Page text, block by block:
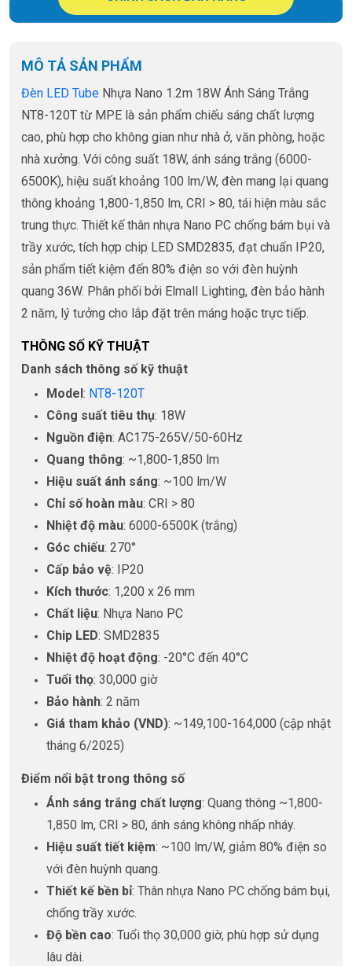
MÔ TẢ SẢN PHẨM
Đèn LED Tube Nhựa Nano 1.2m 18W Ánh Sáng Trắng
NT8-120T từ MPE là sản phẩm chiếu sáng chất lượng
cao, phù hợp cho không gian như nhà ở, văn phòng, hoặc
nhà xưởng. Với công suất 18W, ánh sáng trắng (6000-
6500K), hiệu suất khoảng 100 lm/W, đèn mang lại quang
thông khoảng 1,800-1,850 lm, CRI > 80, tái hiện màu sắc
trung thực. Thiết kế thân nhựa Nano PC chống bám bụi và
trầy xước, tích hợp chip LED SMD2835, đạt chuẩn IP20,
sản phẩm tiết kiệm đến 80% điện so với đèn huỳnh
quang 36W. Phân phối bởi Elmall Lighting, đèn bảo hành
2 năm, lý tưởng cho lắp đặt trên máng hoặc trực tiếp.
THÔNG SỐ KỸ THUẬT
Danh sách thông số kỹ thuật
Model : NT8-120T
Công suất tiêu thụ: 18W
Nguồn điện: AC175-265V/50-60Hz
Quang thông: ~1,800-1,850 lm
Hiệu suất ánh sáng: ~100 lm/W
Chỉ số hoàn màu: CRI > 80
Nhiệt độ màu: 6000-6500K (trắng)
Góc chiếu: 270°
Cấp bảo vệ: IP20
Kích thước: 1,200 x 26 mm
Chất liệu: Nhựa Nano PC
Chip LED: SMD2835
Nhiệt độ hoạt động: -20°C đến 40°C
Tuổi thọ: 30,000 giờ
Bảo hành: 2 năm
Giá tham khảo (VND): ~149,100-164,000 (cập nhật
tháng 6/2025)
Điểm nổi bật trong thông số
Ánh sáng trắng chất lượng: Quang thông ~1,800-
1,850 lm, CRI > 80, ánh sáng không nhấp nháy.
Hiệu suất tiết kiệm: ~100 lm/W, giảm 80% điện so
với đèn huỳnh quang.
Thiết kế bền bỉ: Thân nhựa Nano PC chống bám bụi,
chống trầy xước.
Độ bền cao: Tuổi thọ 30,000 giờ, phù hợp sử dụng
lâu dài.